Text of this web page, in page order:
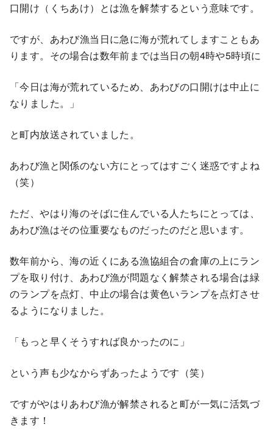
口開け（くちあけ）とは漁を解禁するという意味です。
ですが、あわび漁当日に急に海が荒れてしますこともあ
ります。その場合は数年前までは当日の朝4時や5時頃に
「今日は海が荒れているため、あわびの口開けは中止に
なりました。」
と町内放送されていました。
あわび漁と関係のない方にとってはすごく迷惑ですよね
（笑）
ただ、やはり海のそばに住んでいる人たちにとっては、
あわび漁はその位重要なものだったのだと思います。
数年前から、海の近くにある漁協組合の倉庫の上にラン
プを取り付け、あわび漁が問題なく解禁される場合は緑
のランプを点灯、中止の場合は黄色いランプを点灯させ
るようになりました。
「もっと早くそうすれば良かったのに」
という声も少なからずあったようです（笑）
ですがやはりあわび漁が解禁されると町が一気に活気づ
きます！